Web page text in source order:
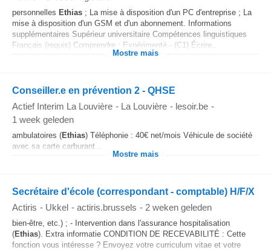
personnelles Ethias ; La mise à disposition d'un PC d'entreprise ; La
mise à disposition d'un GSM et d'un abonnement. Informations
supplémentaires Supérieur universitaire Compétences linguistiques
Français (requis) Comprendre : Expérimenté - (C1) Écrire...
Mostre mais
Conseiller.e en prévention 2 - QHSE
Actief Interim La Louvière - La Louvière - lesoir.be -
1 week geleden
ambulatoires (Ethias) Téléphonie : 40€ net/mois Véhicule de société
avec sa carte carburant...
Mostre mais
Secrétaire d'école (correspondant - comptable) H/F/X
Actiris - Ukkel - actiris.brussels - 2 weken geleden
bien-être, etc.) ; - Intervention dans l'assurance hospitalisation
(Ethias). Extra informatie CONDITION DE RECEVABILITÉ : Cette
fonction vous intéresse ? Envoyez votre curriculum vitae et votre